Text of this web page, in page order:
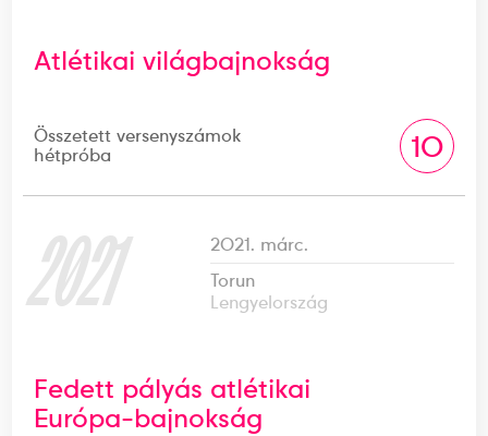
Atlétikai világbajnokság
Összetett versenyszámok
hétpróba
10
2021
2021. márc.
Torun
Lengyelország
Fedett pályás atlétikai
Európa-bajnokság